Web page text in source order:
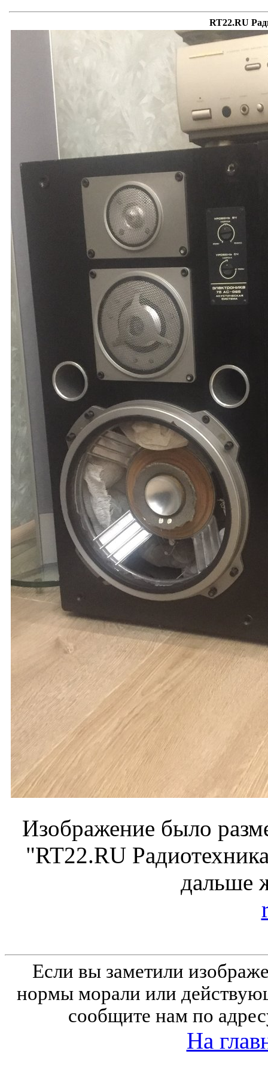
RT22.RU
Изображение было
"RT22.RU
дальше
Если вы заметили
нормы морали или
сообщите нам по
На